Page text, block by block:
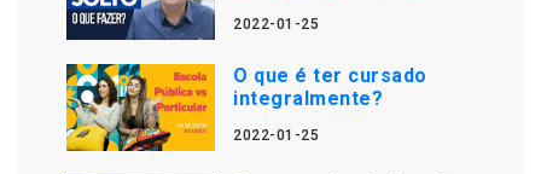
2022-01-25
O que é ter cursado
integralmente?
2022-01-25